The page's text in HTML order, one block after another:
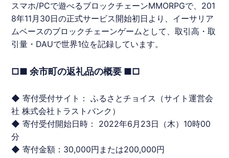
スマホ/PCで遊べるブロックチェーンMMORPGで、201
8年11月30日の正式サービス開始初日より、イーサリア
ムベースのブロックチェーンゲームとして、取引高・取
引量・DAUで世界1位を記録しています。
□■ 余市町の返礼品の概要 ■□
◆ 寄付受付サイト： ふるさとチョイス（サイト運営会
社 株式会社トラストバンク）
◆ 寄付受付開始日時： 2022年6月23日（木）10時00
分
◆ 寄付金額：30,000円または200,000円